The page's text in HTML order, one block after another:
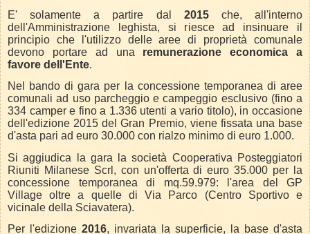
E' solamente a partire dal 2015che, all'interno
dell'Amministrazione leghista, si riesce ad insinuare il
principio che l'utilizzo delle aree di proprietà comunale
devono portare ad una remunerazione economica a
favore dell'Ente.
Nel bando di gara per la concessione temporanea di aree
comunali ad uso parcheggio e campeggio esclusivo (fino a
334 camper e fino a 1.336 utenti a vario titolo), in occasione
dell'edizione 2015 del Gran Premio, viene fissata una base
d'asta pari ad euro 30.000 con rialzo minimo di euro 1.000.
Si aggiudica la gara la società Cooperativa Posteggiatori
Riuniti Milanese Scrl, con un'offerta di euro 35.000 per la
concessione temporanea di mq.59.979: l'area del GP
Village oltre a quelle di Via Parco (Centro Sportivo e
vicinale della Sciavatera).
Per l'edizione 2016, invariata la superficie, la base d'asta